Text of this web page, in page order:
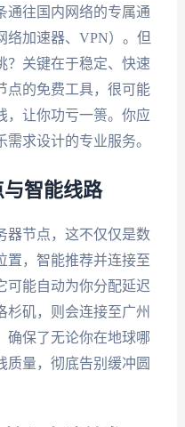
通往国内网络的专属通
络加速器、VPN）。但
？关键在于稳定、快速
点的免费工具，很可能
，让你功亏一篑。你应
求设计的专业服务。
智能线路
器节点，这不仅仅是数
置，智能推荐并连接至
可能自动为你分配延迟
杉矶，则会连接至广州
确保了无论你在地球哪
质量，彻底告别缓冲圆